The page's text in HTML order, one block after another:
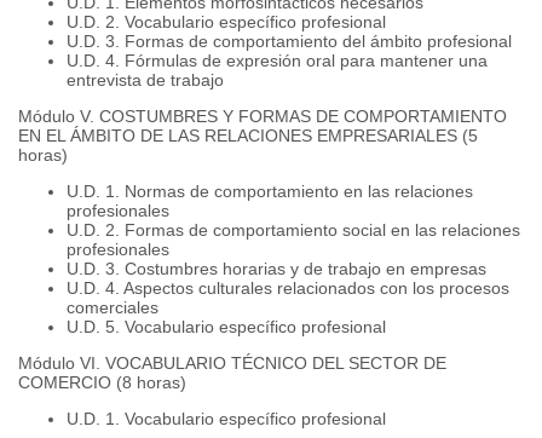
U.D. 2. Vocabulario específico profesional
U.D. 3. Formas de comportamiento del ámbito profesional
U.D. 4. Fórmulas de expresión oral para mantener una
entrevista de trabajo
Módulo V. COSTUMBRES Y FORMAS DE COMPORTAMIENTO
EN EL ÁMBITO DE LAS RELACIONES EMPRESARIALES (5
horas)
U.D. 1. Normas de comportamiento en las relaciones
profesionales
U.D. 2. Formas de comportamiento social en las relaciones
profesionales
U.D. 3. Costumbres horarias y de trabajo en empresas
U.D. 4. Aspectos culturales relacionados con los procesos
comerciales
U.D. 5. Vocabulario específico profesional
Módulo VI. VOCABULARIO TÉCNICO DEL SECTOR DE
COMERCIO (8 horas)
U.D. 1. Vocabulario específico profesional